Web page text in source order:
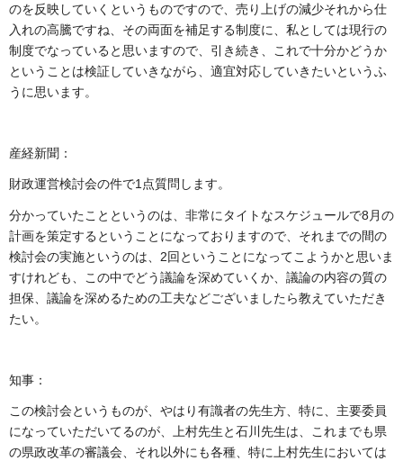
のを反映していくというものですので、売り上げの減少それから仕
入れの高騰ですね、その両面を補足する制度に、私としては現行の
制度でなっていると思いますので、引き続き、これで十分かどうか
ということは検証していきながら、適宜対応していきたいというふ
うに思います。
産経新聞：
財政運営検討会の件で1点質問します。
分かっていたことというのは、非常にタイトなスケジュールで8月の
計画を策定するということになっておりますので、それまでの間の
検討会の実施というのは、2回ということになってこようかと思いま
すけれども、この中でどう議論を深めていくか、議論の内容の質の
担保、議論を深めるための工夫などございましたら教えていただき
たい。
知事：
この検討会というものが、やはり有識者の先生方、特に、主要委員
になっていただいてるのが、上村先生と石川先生は、これまでも県
の県政改革の審議会、それ以外にも各種、特に上村先生においては